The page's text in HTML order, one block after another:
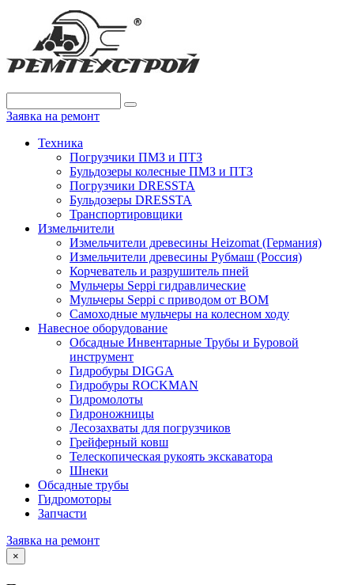
Заявка на ремонт
Техника
Погрузчики ПМЗ и ПТЗ
Бульдозеры колесные ПМЗ и ПТЗ
Погрузчики DRESSTA
Бульдозеры DRESSTA
Транспортировщики
Измельчители
Измельчители древесины Heizomat (Германия)
Измельчители древесины Рубмаш (Россия)
Корчеватель и разрушитель пней
Мульчеры Seppi гидравлические
Мульчеры Seppi с приводом от ВОМ
Самоходные мульчеры на колесном ходу
Навесное оборудование
Обсадные Инвентарные Трубы и Буровой
инструмент
Гидробуры DIGGA
Гидробуры ROCKMAN
Гидромолоты
Гидроножницы
Лесозахваты для погрузчиков
Грейферный ковш
Телескопическая рукоять экскаватора
Шнеки
Обсадные трубы
Гидромоторы
Запчасти
Заявка на ремонт
×